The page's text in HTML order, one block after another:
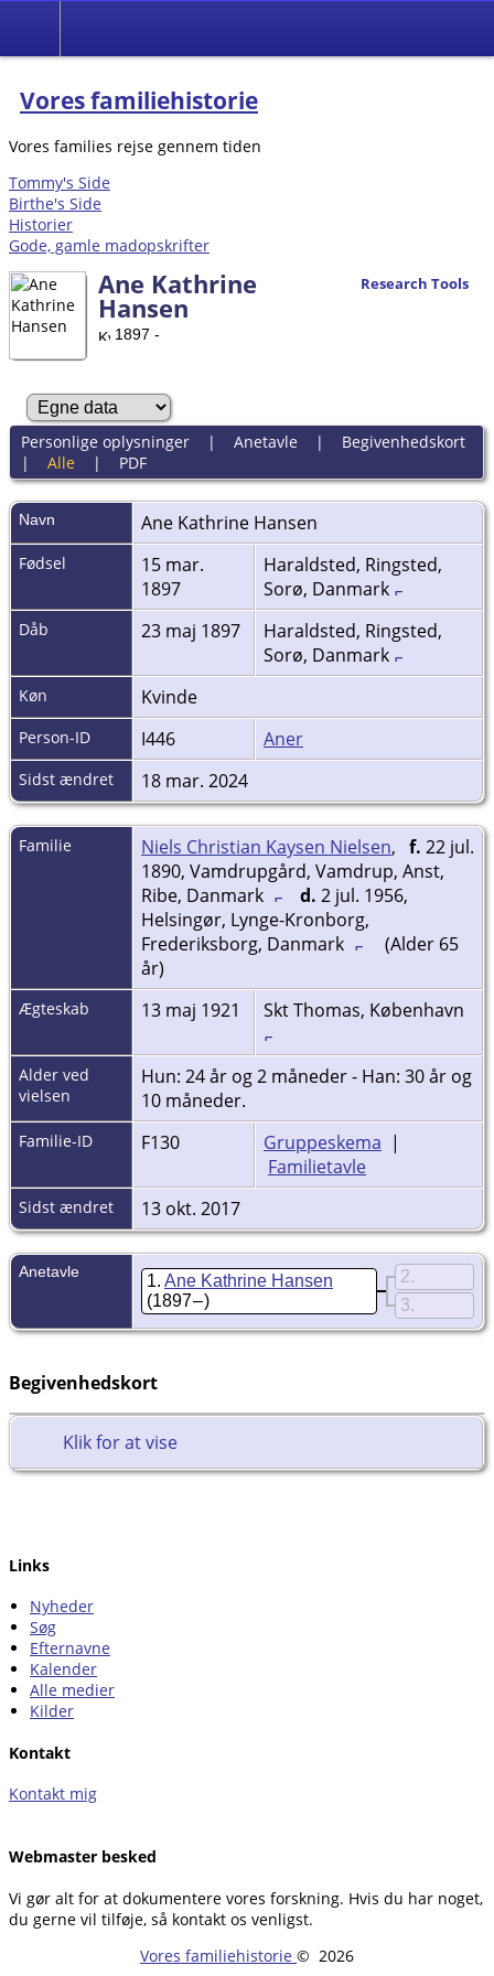
Vores familiehistorie
Vores families rejse gennem tiden
Tommy's Side
Birthe's Side
Historier
Gode, gamle madopskrifter
Research Tools
Ane Kathrine
Hansen
1897 -
Personlige oplysninger| Anetavle | Begivenhedskort
| Alle | PDF
Navn Ane Kathrine Hansen
Fødsel
15 mar.
1897
Haraldsted, Ringsted,
Sorø, Danmark
Dåb 23 maj 1897
Haraldsted, Ringsted,
Sorø, Danmark
Køn Kvinde
Person-ID I446 Aner
Sidst ændret 18 mar. 2024
Familie Niels Christian Kaysen Nielsen, f. 22 jul.
1890, Vamdrupgård, Vamdrup, Anst,
Ribe, Danmark
d. 2 jul. 1956,
Helsingør, Lynge-Kronborg,
Frederiksborg, Danmark
(Alder 65
år)
Ægteskab 13 maj 1921 Skt Thomas, København
Alder ved
vielsen
Hun: 24 år og 2 måneder - Han: 30 år og
10 måneder.
Familie-ID F130 Gruppeskema |
Familietavle
Sidst ændret 13 okt. 2017
Anetavle 1 Ane Kathrine Hansen
(1897 – )
2
3
Begivenhedskort
Klik for at vise
Links
Nyheder
Søg
Efternavne
Kalender
Alle medier
Kilder
Kontakt
Kontakt mig
Webmaster besked
Vi gør alt for at dokumentere vores forskning. Hvis du har noget,
du gerne vil tilføje, så kontakt os venligst.
Vores familiehistorie © 2026